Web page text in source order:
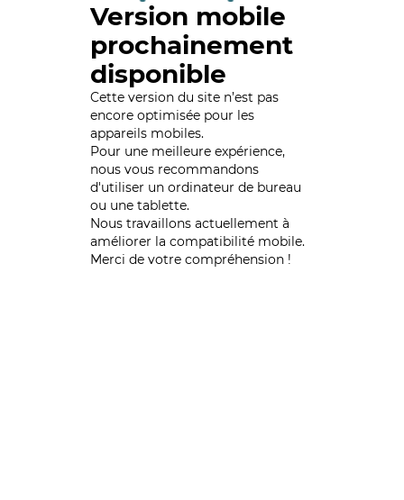
Version mobile
prochainement
disponible
Cette version du site n’est pas
encore optimisée pour les
appareils mobiles.
Pour une meilleure expérience,
nous vous recommandons
d'utiliser un ordinateur de bureau
ou une tablette.
Nous travaillons actuellement à
améliorer la compatibilité mobile.
Merci de votre compréhension !